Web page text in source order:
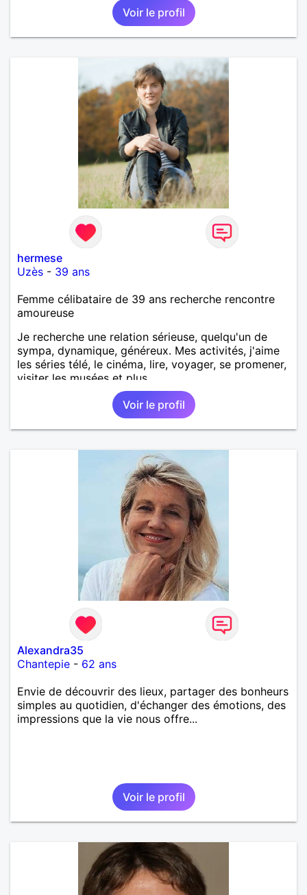
Voir le profil
hermese
Uzès - 39 ans
Femme célibataire de 39 ans recherche rencontre
amoureuse
Je recherche une relation sérieuse, quelqu'un de
sympa, dynamique, généreux. Mes activités, j'aime
les séries télé, le cinéma, lire, voyager, se promener,
visiter les musées et plus.
Voir le profil
Alexandra35
Chantepie - 62 ans
Envie de découvrir des lieux, partager des bonheurs
simples au quotidien, d'échanger des émotions, des
impressions que la vie nous offre...
Voir le profil